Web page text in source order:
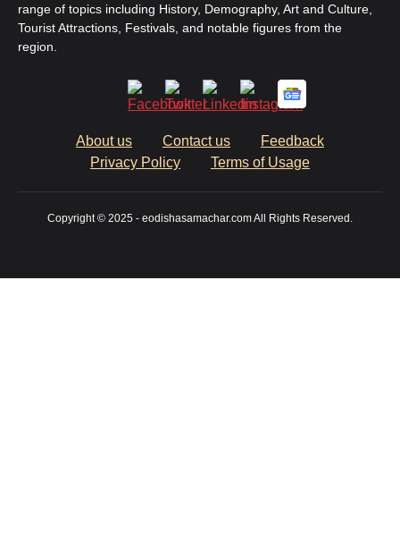
range of topics including History, Demography, Art and Culture,
Tourist Attractions, Festivals, and notable figures from the
region.
About us Contact us
Feedback
Privacy Policy
Terms of Usage
Copyright © 2025 - eodishasamachar.com All Rights Reserved.